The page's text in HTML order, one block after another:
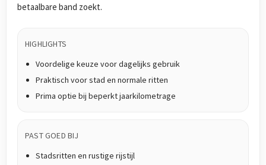
betaalbare band zoekt.
HIGHLIGHTS
Voordelige keuze voor dagelijks gebruik
Praktisch voor stad en normale ritten
Prima optie bij beperkt jaarkilometrage
PAST GOED BIJ
Stadsritten en rustige rijstijl